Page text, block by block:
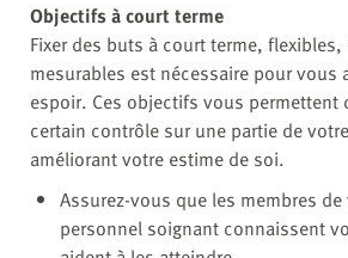
Objectifs à court terme
Fixer des buts à court terme,
mesurables est nécessaire pour vous
espoir. Ces objectifs vous permettent
certain contrôle sur une partie de
améliorant votre estime de soi.
Assurez-vous que les membres
personnel soignant connaissent